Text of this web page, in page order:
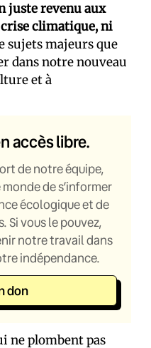
juste revenu aux
crise climatique, ni
sujets majeurs que
dans notre nouveau
et à
accès libre.
de notre équipe,
de s’informer
écologique et de
Si vous le pouvez,
notre travail dans
indépendance.
don
ne plombent pas